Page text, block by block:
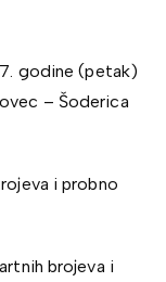
godine (petak)
– Šoderica
i probno
brojeva i